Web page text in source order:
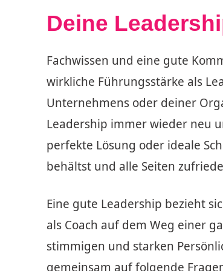
Deine
Fachwissen und eine gute
wirkliche Führungsstärke als
Unternehmens oder deiner
Leadership immer wieder neu
perfekte Lösung oder ideale
behältst und alle Seiten
Eine gute Leadership bezieht
als Coach auf dem Weg einer
stimmigen und starken
gemeinsam auf folgende